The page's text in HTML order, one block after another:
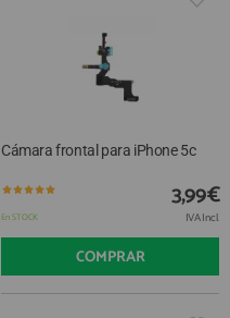
Cámara frontal para iPhone 5c
En STOCK
3,99€
IVA Incl.
COMPRAR